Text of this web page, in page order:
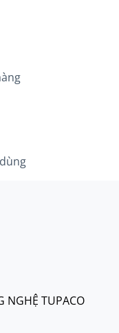
NGHỆ TUPACO